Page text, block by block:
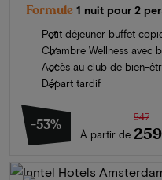
Formule 1 nuit pour 2
Petit déjeuner buffet
Chambre Wellness avec
Accès au club de bien-
Départ tardif
-53%
À partir de
547
259